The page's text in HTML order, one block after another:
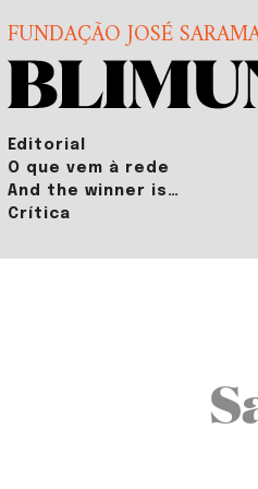
FUNDAÇÃO JOSÉ
Editorial
O que vem à rede
And the winner is…
Crítica